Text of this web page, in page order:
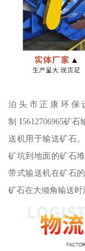
泊头市正康环
制 I5612706965矿
送机用于输送矿石
矿坑到地面的矿石
带式输送机在矿石
矿石在大倾角输送时